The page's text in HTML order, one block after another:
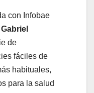
con Infobae
de
fáciles de
habituales,
para la salud